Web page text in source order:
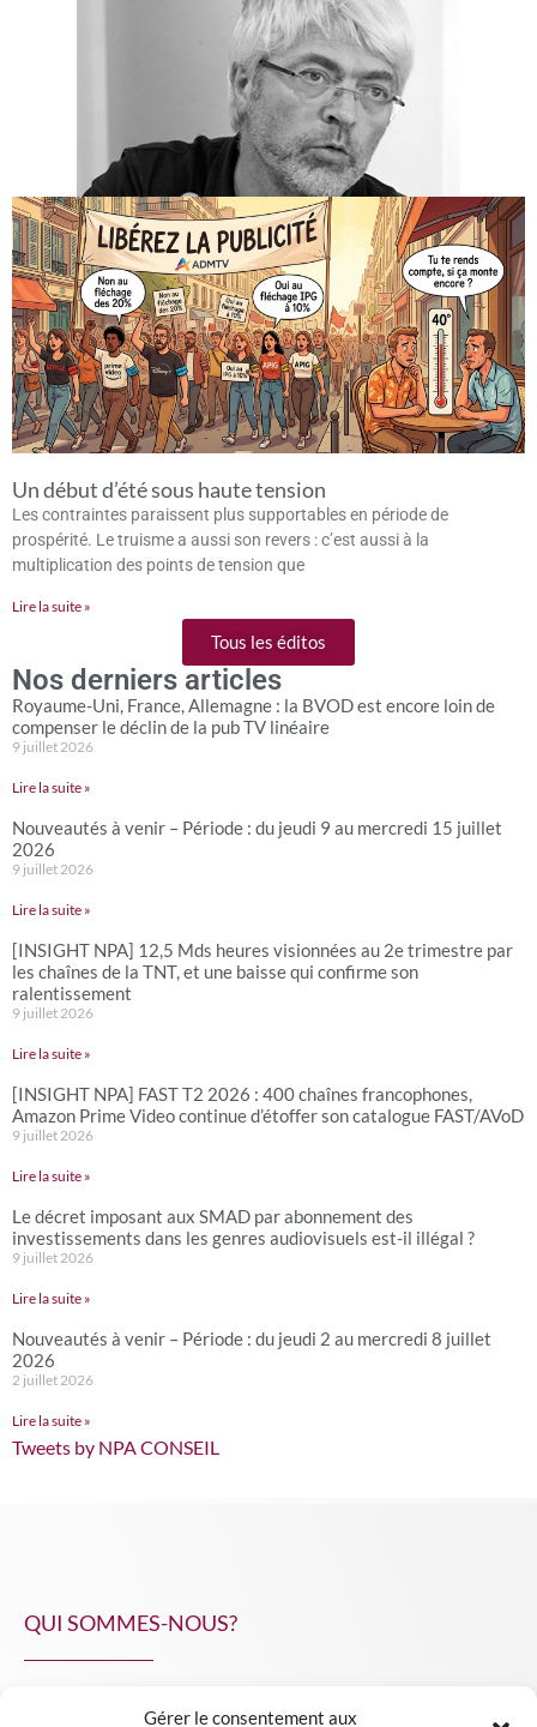
Gérer le consentement aux
Un début d’été sous haute tension
Les contraintes paraissent plus supportables en période de
prospérité. Le truisme a aussi son revers : c’est aussi à la
multiplication des points de tension que
Lire la suite »
Tous les éditos
Nos derniers articles
Royaume-Uni, France, Allemagne : la BVOD est encore loin de
compenser le déclin de la pub TV linéaire
9 juillet 2026
Lire la suite »
Nouveautés à venir – Période : du jeudi 9 au mercredi 15 juillet
2026
9 juillet 2026
Lire la suite »
[INSIGHT NPA] 12,5 Mds heures visionnées au 2e trimestre par
les chaînes de la TNT, et une baisse qui confirme son
ralentissement
9 juillet 2026
Lire la suite »
[INSIGHT NPA] FAST T2 2026 : 400 chaînes francophones,
Amazon Prime Video continue d’étoffer son catalogue FAST/AVoD
9 juillet 2026
Lire la suite »
Le décret imposant aux SMAD par abonnement des
investissements dans les genres audiovisuels est-il illégal ?
9 juillet 2026
Lire la suite »
Nouveautés à venir – Période : du jeudi 2 au mercredi 8 juillet
2026
2 juillet 2026
Lire la suite »
Tweets by NPA CONSEIL
QUI SOMMES-NOUS?